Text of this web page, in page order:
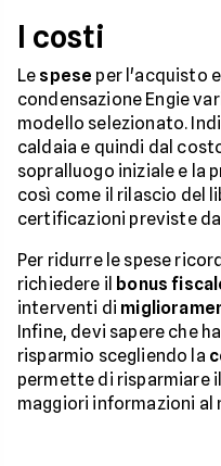
I costi
Le spese per l'acquisto
condensazione Engie
modello selezionato.
caldaia e quindi dal
sopralluogo iniziale e la
così come il rilascio del
certificazioni previste
Per ridurre le spese
richiedere il bonus
interventi di
Infine, devi sapere che
risparmio scegliendo la
permette di risparmiare
maggiori informazioni al